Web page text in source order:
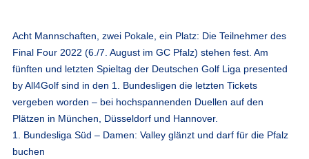
Acht Mannschaften, zwei Pokale, ein Platz: Die Teilnehmer des
Final Four 2022 (6./7. August im GC Pfalz) stehen fest. Am
fünften und letzten Spieltag der Deutschen Golf Liga presented
by All4Golf sind in den 1. Bundesligen die letzten Tickets
vergeben worden – bei hochspannenden Duellen auf den
Plätzen in München, Düsseldorf und Hannover.
1. Bundesliga Süd – Damen: Valley glänzt und darf für die Pfalz
buchen